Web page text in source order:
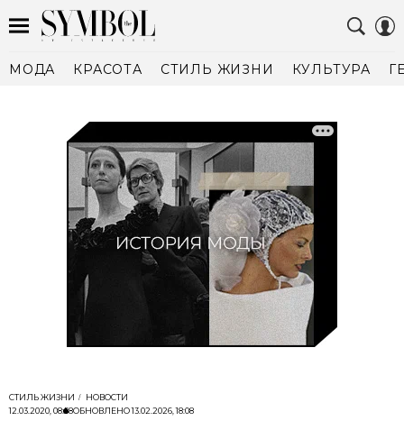
МОДА КРАСОТА СТИЛЬ ЖИЗНИ КУЛЬТУРА
СТИЛЬ ЖИЗНИ
НОВОСТИ
12.03.2020, 08:58ОБНОВЛЕНО13.02.2026, 18:08